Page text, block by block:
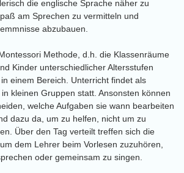
die englische Sprache näher zu
am Sprechen zu vermitteln und
abzubauen.
Methode, d.h. die Klassenräume
Kinder unterschiedlicher Altersstufen
einem Bereich. Unterricht findet als
kleinen Gruppen statt. Ansonsten können
welche Aufgaben sie wann bearbeiten
dazu da, um zu helfen, nicht um zu
Über den Tag verteilt treffen sich die
dem Lehrer beim Vorlesen zuzuhören,
oder gemeinsam zu singen.